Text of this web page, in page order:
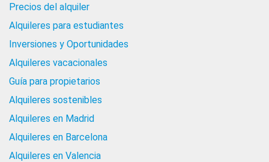
Precios del alquiler
Alquileres para estudiantes
Inversiones y Oportunidades
Alquileres vacacionales
Guía para propietarios
Alquileres sostenibles
Alquileres en Madrid
Alquileres en Barcelona
Alquileres en Valencia